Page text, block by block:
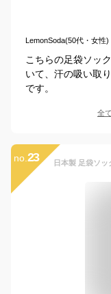
LemonSoda(50代・女性)
こちらの足袋ソッ
いて、汗の吸い取
です。
全
no. 23